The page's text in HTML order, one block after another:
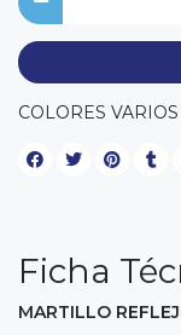
COLORES VARIOS
Ficha
MARTILLO